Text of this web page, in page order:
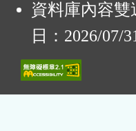
資料庫內容
日：2026/07/